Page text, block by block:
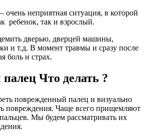
неприятная ситуация, в которой
ребенок, так и взрослый.
дверью, дверцей машины,
и т.д. В момент травмы и сразу после
боль и страх.
Что делать ?
поврежденный палец и визуально
повреждения. Чаще всего прищемляют
Мы будем рассматривать их